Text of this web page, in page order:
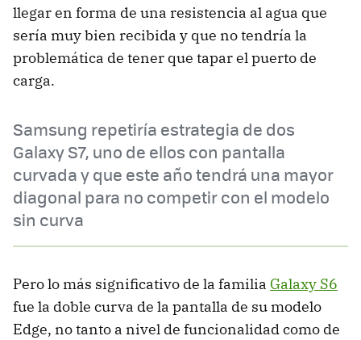
llegar en forma de una resistencia al agua que
sería muy bien recibida y que no tendría la
problemática de tener que tapar el puerto de
carga.
Samsung repetiría estrategia de dos
Galaxy S7, uno de ellos con pantalla
curvada y que este año tendrá una mayor
diagonal para no competir con el modelo
sin curva
Pero lo más significativo de la familia Galaxy S6
fue la doble curva de la pantalla de su modelo
Edge, no tanto a nivel de funcionalidad como de